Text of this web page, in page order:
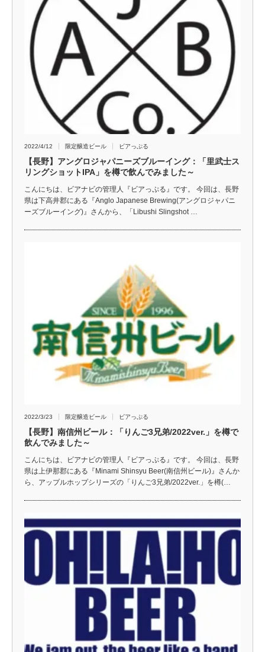
2022/4/12 限定醸造ビール ビアっぷる
【長野】アングロジャパニーズブルーイング：「里武士ス
リングショットIPA」を樽で飲んでみました～
こんにちは、ビアナビの管理人『ビアっぷる』です。 今回は、長野
県は下高井郡にある『Anglo Japanese Brewing(アングロジャパニ
ーズブルーイング)』さんから、「Libushi Slingshot …
2022/3/23 限定醸造ビール ビアっぷる
【長野】南信州ビール：「りんご3兄弟/2022ver.」を樽で
飲んでみました～
こんにちは、ビアナビの管理人『ビアっぷる』です。 今回は、長野
県は上伊那郡にある『Minami Shinsyu Beer(南信州ビール)』さんか
ら、アップルホップシリーズの「りんご3兄弟/2022ver.」を樽(…